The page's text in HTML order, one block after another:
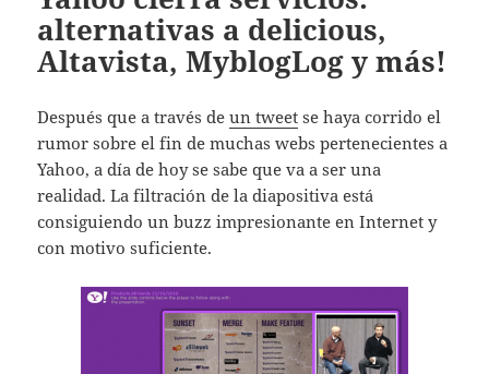
alternativas a delicious,
Altavista, MyblogLog y más!
Después que a través deun tweet se haya corrido el
rumor sobre el fin de muchas webs pertenecientes a
Yahoo, a día de hoy se sabe que va a ser una
realidad. La filtración de la diapositiva está
consiguiendo un buzz impresionante en Internet y
con motivo suficiente.